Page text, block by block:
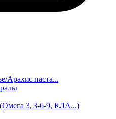
Арахис паста...
3, 3-6-9, КЛА...)